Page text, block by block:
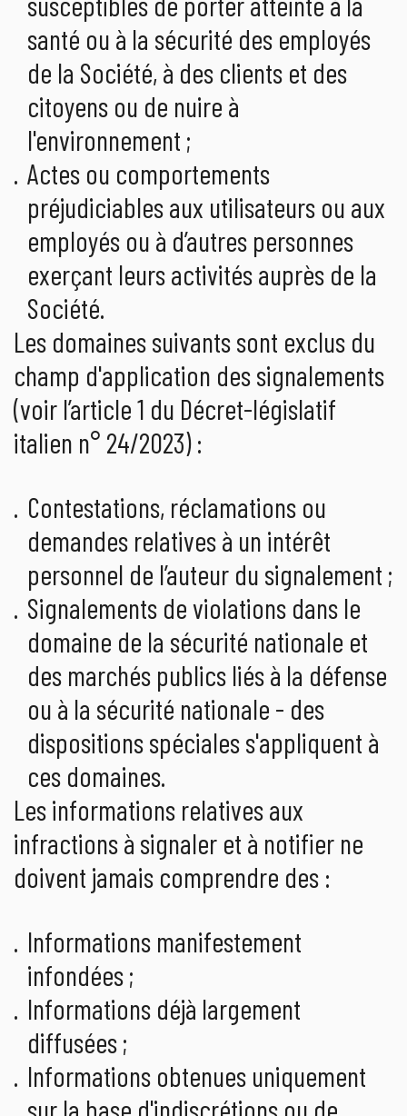
santé ou à la sécurité des employés
de la Société, à des clients et des
citoyens ou de nuire à
l'environnement ;
Actes ou comportements
préjudiciables aux utilisateurs ou aux
employés ou à d’autres personnes
exerçant leurs activités auprès de la
Société.
Les domaines suivants sont exclus du
champ d'application des signalements
(voir l’article 1 du Décret-législatif
italien n° 24/2023) :
Contestations, réclamations ou
demandes relatives à un intérêt
personnel de l’auteur du signalement ;
Signalements de violations dans le
domaine de la sécurité nationale et
des marchés publics liés à la défense
ou à la sécurité nationale - des
dispositions spéciales s'appliquent à
ces domaines.
Les informations relatives aux
infractions à signaler et à notifier ne
doivent jamais comprendre des :
Informations manifestement
infondées ;
Informations déjà largement
diffusées ;
Informations obtenues uniquement
sur la base d'indiscrétions ou de